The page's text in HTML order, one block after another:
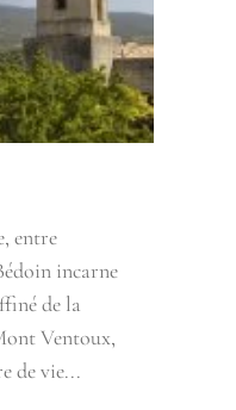
entre
incarne
de la
Ventoux,
de vie...